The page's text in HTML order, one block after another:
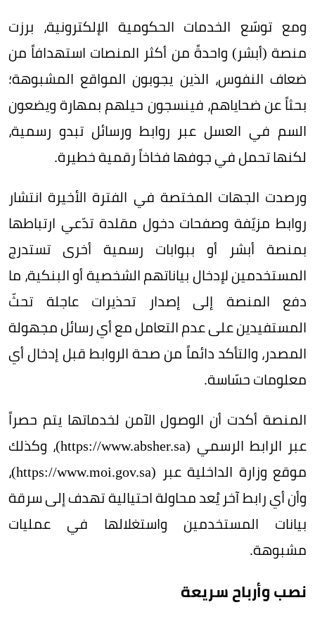
ومع توسّع الخدمات الحكومية الإلكترونية، برزت
منصة (أبشر) واحدةً من أكثر المنصات استهدافاً من
ضعاف النفوس، الذين يجوبون المواقع المشبوهة؛
بحثاً عن ضحاياهم، فينسجون حيلهم بمهارة ويضعون
السم في العسل عبر روابط ورسائل تبدو رسمية،
لكنها تحمل في جوفها فخاخاً رقمية خطيرة.
ورصدت الجهات المختصة في الفترة الأخيرة انتشار
روابط مزيّفة وصفحات دخول مقلدة تدّعي ارتباطها
بمنصة أبشر أو ببوابات رسمية أخرى تستدرج
المستخدمين لإدخال بياناتهم الشخصية أو البنكية، ما
دفع المنصة إلى إصدار تحذيرات عاجلة تحثّ
المستفيدين على عدم التعامل مع أي رسائل مجهولة
المصدر، والتأكد دائماً من صحة الروابط قبل إدخال أي
معلومات حسّاسة.
المنصة أكدت أن الوصول الآمن لخدماتها يتم حصراً
عبر الرابط الرسمي (https://www.absher.sa)، وكذلك
موقع وزارة الداخلية عبر (https://www.moi.gov.sa)،
وأن أي رابط آخر يُعد محاولة احتيالية تهدف إلى سرقة
بيانات المستخدمين واستغلالها في عمليات
مشبوهة.
نصب وأرباح سريعة